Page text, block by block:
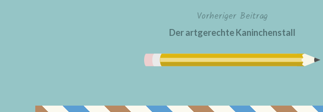
Vorheriger Beitrag
Der artgerechte Kaninchenstall